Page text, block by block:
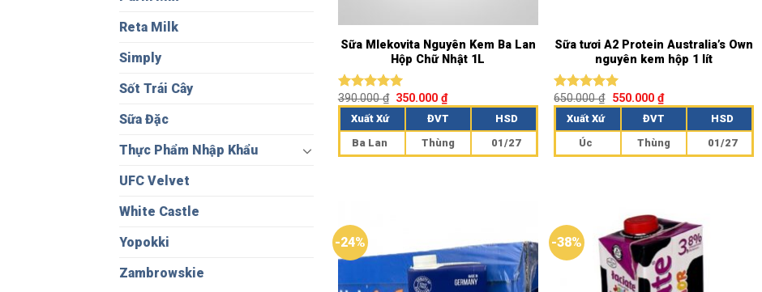
Reta Milk
Simply
Sốt Trái Cây
Sữa Đặc
Thực Phẩm Nhập Khẩu
UFC Velvet
White Castle
Yopokki
Zambrowskie
Sữa Mlekovita Nguyên Kem Ba Lan
Hộp Chữ Nhật 1L
Được xếp
hạng5.00
5 sao
390.000₫ 350.000₫
Xuất Xứ ĐVT
HSD
Ba Lan
Thùng 01/27
Sữa tươi A2 Protein Australia’s Own
nguyên kem hộp 1 lít
Được xếp
hạng5.00
5 sao
650.000₫ 550.000 ₫
Xuất Xứ ĐVT
HSD
Úc
Thùng 01/27
-24% -38%